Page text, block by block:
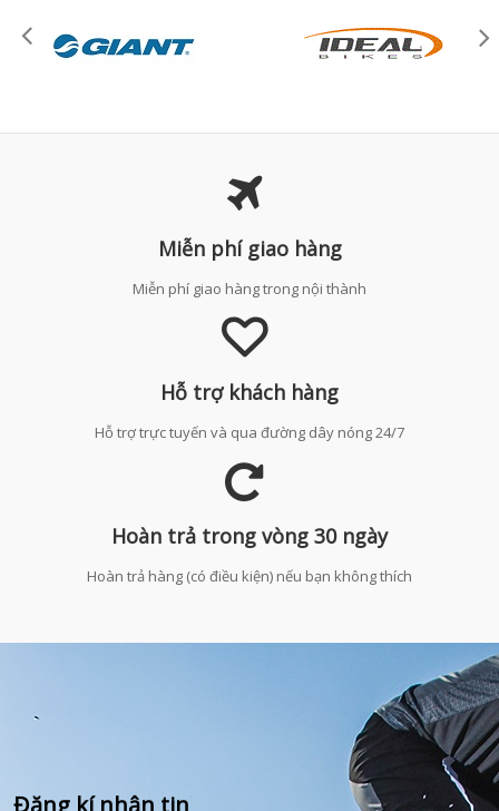
Miễn phí giao hàng
Miễn phí giao hàng trong nội thành
Hỗ trợ khách hàng
Hỗ trợ trực tuyến và qua đường dây nóng 24/7
Hoàn trả trong vòng 30 ngày
Hoàn trả hàng (có điều kiện) nếu bạn không thích
Đăng kí nhận tin